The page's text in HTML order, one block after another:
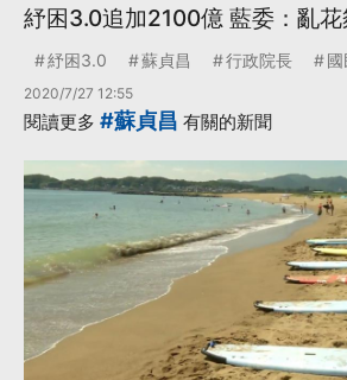
紓困3.0追加2100億 藍委：亂花
紓困3.0 蘇貞昌 行政院長
2020/7/27 12:55
閱讀更多 #蘇貞昌 有關的新聞